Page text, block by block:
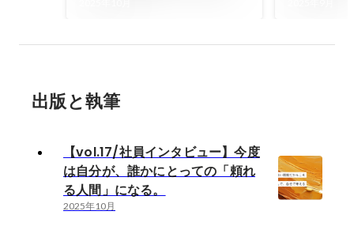
ける力”
出版と執筆
【vol.17/社員インタビュー】今度
は自分が、誰かにとっての「頼れ
る人間」になる。
2025年10月